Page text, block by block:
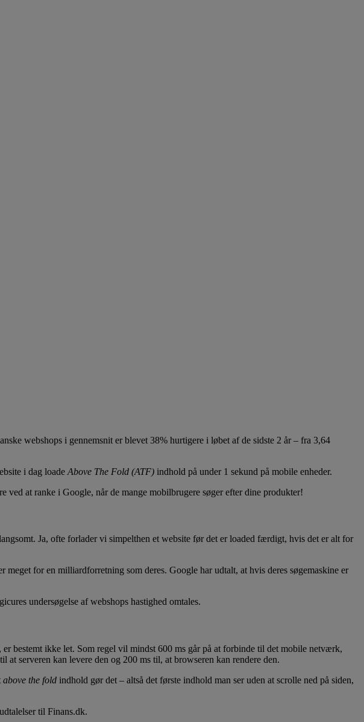
webshops i gennemsnit er blevet 38% hurtigere i løbet af de sidste 2 år – fra 3,64
i dag loade Above The Fold (ATF) indhold på under 1 sekund på mobile enheder.
at ranke i Google, når de mange mobilbrugere søger efter dine produkter!
Ja, ofte forlader vi simpelthen et website før det er loaded færdigt, hvis det er alt for
for en milliardforretning som deres. Google har udtalt, at hvis deres søgemaskine er
undersøgelse af webshops hastighed omtales.
bestemt ikke let. Som regel vil mindst 600 ms går på at forbinde til det mobile netværk,
serveren kan levere den og 200 ms til, at browseren kan rendere den.
above the fold indhold gør det – altså det første indhold man ser uden at scrolle ned på siden,
til Finans.dk.